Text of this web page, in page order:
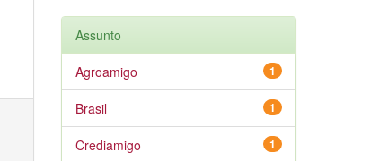
Assunto
1
Agroamigo
1
Brasil
1
Crediamigo